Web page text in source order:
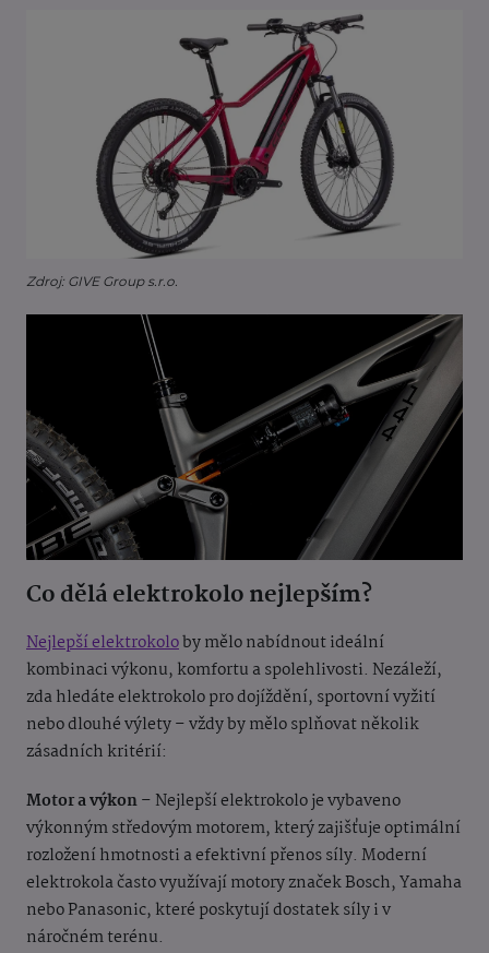
Zdroj: GIVE Group s.r.o.
Co dělá elektrokolo nejlepším?
Nejlepší elektrokoloby mělo nabídnout ideální
kombinaci výkonu, komfortu a spolehlivosti. Nezáleží,
zda hledáte elektrokolo pro dojíždění, sportovní vyžití
nebo dlouhé výlety – vždy by mělo splňovat několik
zásadních kritérií:
Motor a výkon– Nejlepší elektrokolo je vybaveno
výkonným středovým motorem, který zajišťuje optimální
rozložení hmotnosti a efektivní přenos síly. Moderní
elektrokola často využívají motory značek Bosch, Yamaha
nebo Panasonic, které poskytují dostatek síly i v
náročném terénu.